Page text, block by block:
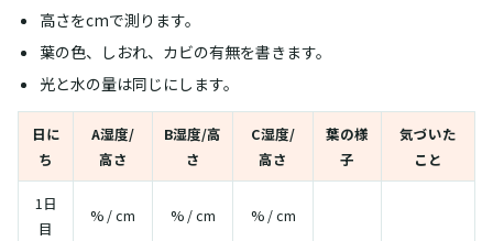
高さをcmで測ります。
葉の色、しおれ、カビの有無を書きます。
光と水の量は同じにします。
日に
ち
A湿度/
高さ
B湿度/高
さ
C湿度/
高さ
葉の様
子
気づいた
こと
1日
目
% / cm % / cm % / cm